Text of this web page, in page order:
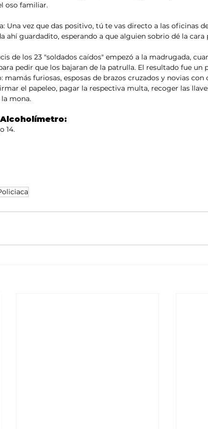
oso familiar.
Una vez que das positivo, tú te vas directo a las oficinas
ahí guardadito, esperando a que alguien sobrio dé la cara
de los 23 "soldados caídos" empezó a la madrugada,
pedir que los bajaran de la patrulla. El resultado fue un
mamás furiosas, esposas de brazos cruzados y novias con
el papeleo, pagar la respectiva multa, recoger las
mona.
14.